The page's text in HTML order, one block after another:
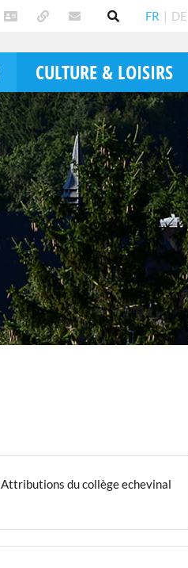
FR | DE
CULTURE & LOISIRS
Attributions du collège echevinal